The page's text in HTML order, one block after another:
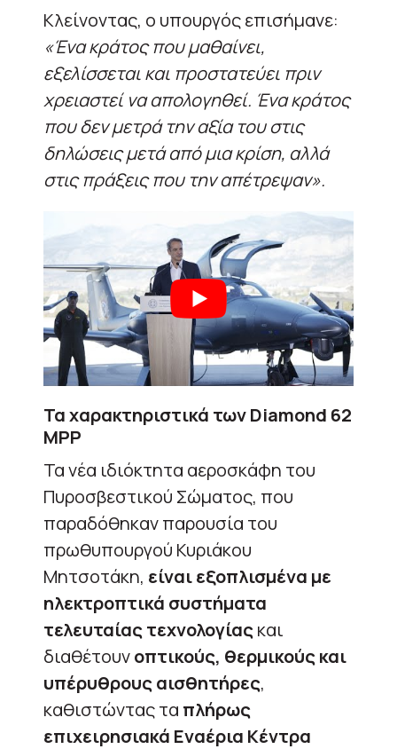
Κλείνοντας, ο υπουργός επισήμανε:
«Ένα κράτος που μαθαίνει,
εξελίσσεται και προστατεύει πριν
χρειαστεί να απολογηθεί. Ένα κράτος
που δεν μετρά την αξία του στις
δηλώσεις μετά από μια κρίση, αλλά
στις πράξεις που την απέτρεψαν».
Τα χαρακτηριστικά των Diamond 62
MPP
Τα νέα ιδιόκτητα αεροσκάφη του
Πυροσβεστικού Σώματος, που
παραδόθηκαν παρουσία του
πρωθυπουργού Κυριάκου
Μητσοτάκη, είναι εξοπλισμένα με
ηλεκτροπτικά συστήματα
τελευταίας τεχνολογίαςκαι
διαθέτουνοπτικούς, θερμικούς και
υπέρυθρους αισθητήρες,
καθιστώντας τα πλήρως
επιχειρησιακά Εναέρια Κέντρα